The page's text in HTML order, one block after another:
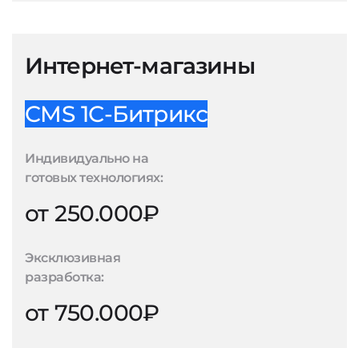
Интернет-магазины
CMS 1С-Битрикс
Индивидуально на
готовых технологиях:
от 250.000₽
Эксклюзивная
разработка:
от 750.000₽